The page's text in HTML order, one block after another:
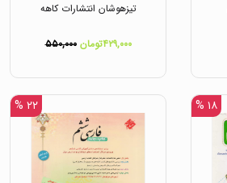
تیزهوشان انتشارات کاهه
۴۲۹,۰۰۰تومان ۵۵۰,۰۰۰
۱۸ % ۲۲ %